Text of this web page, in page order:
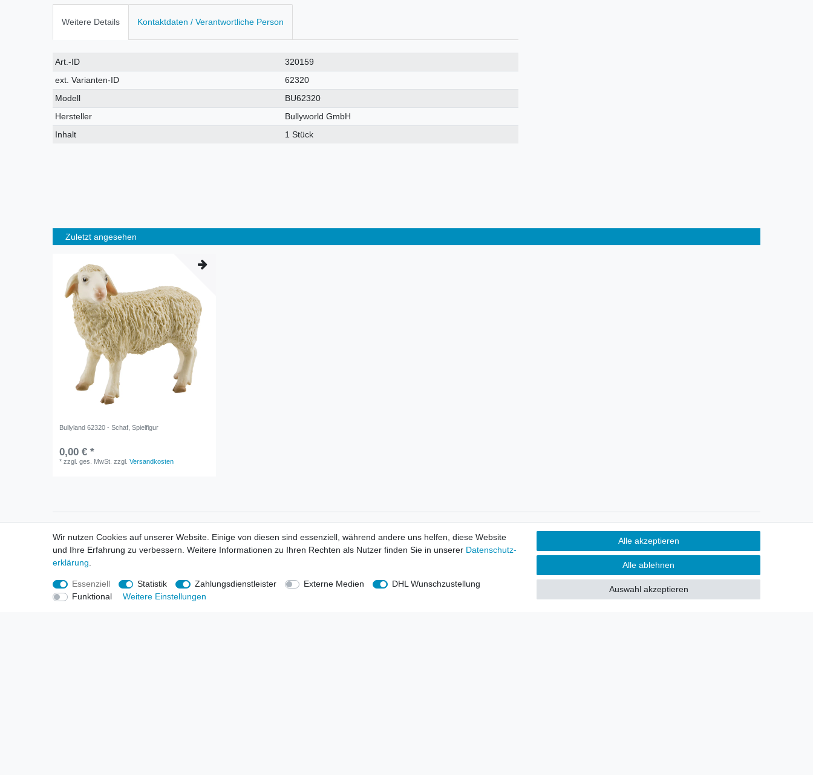
Weitere Details Kontaktdaten / Verantwortliche Person
Technisches
Merkmal
Wert
Art.-ID
320159
ext. Varianten-ID
62320
Modell
BU62320
Hersteller
Bullyworld GmbH
Inhalt
1 Stück
Zuletzt angesehen
Bullyland 62320 - Schaf, Spielfigur
0,00 € *
*zzgl. ges. MwSt. zzgl.Versandkosten
Informationen
Neukunden / New Accounts
Zahlung
Versandkosten
Entsorgungs- & Umweltbestimmungen
Größentabellen
Informationen
Händlerbund - rechtssicher verkaufen
Produkt-Kataloge
Über uns
Wir versenden mit
Sie möchten über neu eingetroffene
Lagerware oder Neuheiten
allgemein informiert werden?
Wir nutzen Cookies auf unserer Website. Einige von diesen sind essenziell, während andere uns helfen, diese Website
und Ihre Erfahrung zu verbessern. Weitere Informationen zu Ihren Rechten als Nutzer finden Sie in unserer Daten­schutz­
erklärung
Essenziell Statistik Zahlungsdienstleister Externe Medien
DHL Wunschzustellung
Funktional
Weitere Einstellungen
Alle akzeptieren
Alle ablehnen
Auswahl akzeptieren